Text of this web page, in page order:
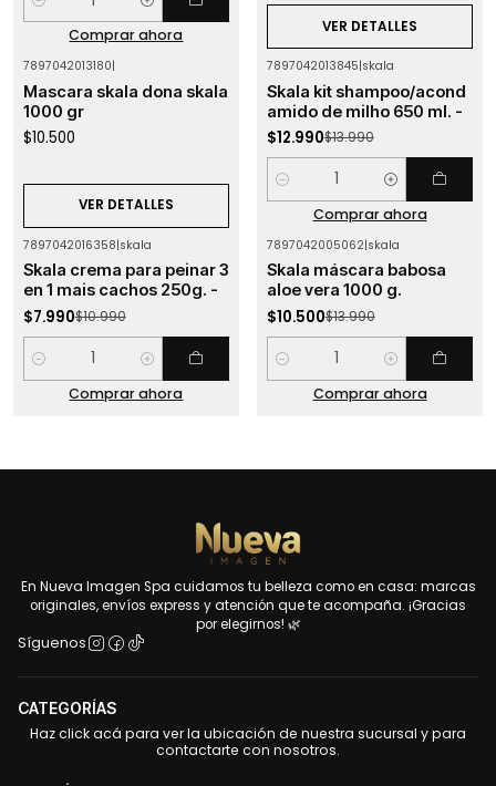
Cantidad
Comprar ahora
VER DETALLES
7897042013180|
Mascara skala dona skala
1000 gr
$10.500
VER DETALLES
7897042013845|skala
Skala kit shampoo/acond
amido de milho 650 ml. -
$12.990$13.990
Cantidad
Comprar ahora
7897042016358|skala
Skala crema para peinar 3
en 1 mais cachos 250g. -
$7.990$10.990
Cantidad
Comprar ahora
7897042005062|skala
Skala máscara babosa
aloe vera 1000 g.
$10.500$13.990
Cantidad
Comprar ahora
En Nueva Imagen Spa cuidamos tu belleza como en casa: marcas
originales, envíos express y atención que te acompaña. ¡Gracias
por elegirnos! 🌿
Síguenos
CATEGORÍAS
Haz click acá para ver la ubicación de nuestra sucursal y para
contactarte con nosotros.